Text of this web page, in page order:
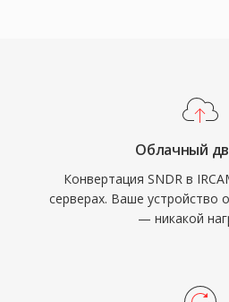
Облачный
Конвертация SNDR в
серверах. Ваше устройство
— никакой